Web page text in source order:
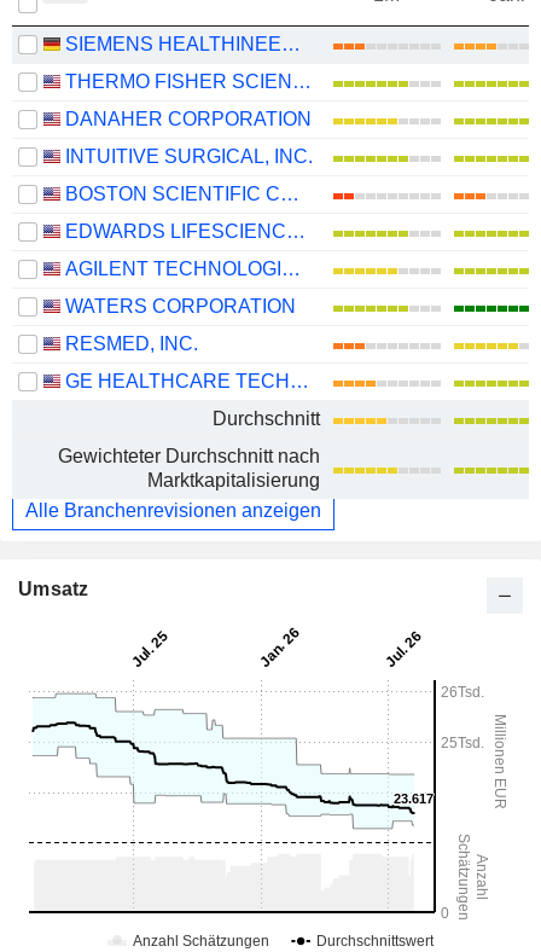
SIEMENS HEALTHINEERS AG
THERMO FISHER SCIENTIFIC, INC.
DANAHER CORPORATION
INTUITIVE SURGICAL, INC.
BOSTON SCIENTIFIC CORPORATION
EDWARDS LIFESCIENCES CORPORATION
AGILENT TECHNOLOGIES, INC.
WATERS CORPORATION
RESMED, INC.
GE HEALTHCARE TECHNOLOGIES INC.
Durchschnitt
Gewichteter Durchschnitt nach
Marktkapitalisierung
Alle Branchenrevisionen anzeigen
Umsatz